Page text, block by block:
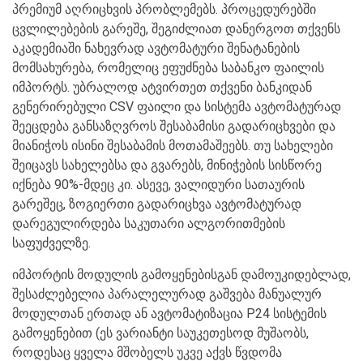
პრემიუმ აღრიცხვის პრობლემებს. პროცედურებში
ცვლილებების გარეშე, შეგიძლიათ დანერგოთ თქვენს
აკადემიაში ნახევრად ავტომატური შენატანების
მომსახურება, რომელიც ეფუძნება საბანკო ფაილის
იმპორტს. უბრალოდ ატვირთეთ თქვენი ბანკიდან
გენერირებული CSV ფაილი და სისტემა ავტომატურად
შეეცდება განსაზღვროს შესაბამისი გადარიცხვები და
მიანიჭოს ისინი შესაბამის მოთამაშეებს. თუ სახელები
შეიცავს სახელებსა და გვარებს, მინიჭების სისწორე
იქნება 90%-მდეც კი. ასევე, ვალიდური სათაურის
გარეშეც, ზოგიერთი გადარიცხვა ავტომატურად
დარეგულირდება საკუთარი ალგორითმების
საფუძველზე.
იმპორტის მოდულის გამოყენებისგან დამოუკიდებლად,
შესაძლებელია პარალელურად გაშვება მანუალურ
მოდულთან ერთად ან ავტომატიზაცია P24 სისტემის
გამოყენებით (ეს ვარიანტი საუკეთესოდ მუშაობს,
როდესაც ყველა მშობელს უკვე აქვს წვდომა